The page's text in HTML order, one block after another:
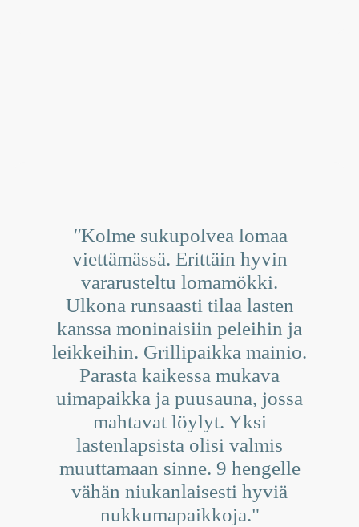
"Kolme sukupolvea lomaa
viettämässä. Erittäin hyvin
vararusteltu lomamökki.
Ulkona runsaasti tilaa lasten
kanssa moninaisiin peleihin ja
leikkeihin. Grillipaikka mainio.
Parasta kaikessa mukava
uimapaikka ja puusauna, jossa
mahtavat löylyt. Yksi
lastenlapsista olisi valmis
muuttamaan sinne. 9 hengelle
vähän niukanlaisesti hyviä
nukkumapaikkoja."